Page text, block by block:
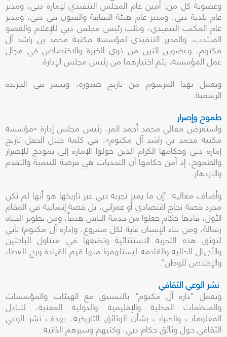
وعضوية كل من: أمين عام المجلس التنفيذي لإمارة دبي، ومدير
عام بلدية دبي، ومدير عام هيئة الثقافة والفنون في دبي، ومدير
عام المكتب التنفيذي، ونائب رئيس مجلس دبي للإعلام والعضو
المنتدب، والمدير التنفيذي لمؤسسة مكتبة محمد بن راشد آل
مكتوم، وعضوين اثنين من ذوي الخبرة والاختصاص في مجال
عمل المؤسسة، يتم اختيارهما من رئيس مجلس الإدارة.
ويعمل بهذا المرسوم من تاريخ صدوره، وينشر في الجريدة
الرسمية.
طموح وإصرار
واستعرض معالي محمد أحمد المر، رئيس مجلس إدارة «مؤسسة
مكتبة محمد بن راشد آل مكتوم»، في كلمة خلال الحفل تاريخ
إمارة دبي وحكامها الكرام الذين حولوا الإمارة إلى نموذج للإصرار
والطموح، إذ آمن حكامها أن التحديات هي فرصة للتنمية والتقدم
والازدهار.
وأضاف معاليه: "إن ما يميز تجربة دبي عبر تاريخها هو أنها لم تكن
مجرد قصة نجاح اقتصادي أو عمراني، بل قصة إنسانية في المقام
الأول، قادها حكام جعلوا من خدمة الناس هدفاً، ومن تطوير الحياة
رسالة، ومن بناء الإنسان غاية لكل مشروع، و(دارة آل مكتوم) تأتي
لتوثق هذه التجربة الاستثنائية وتضعها في متناول الباحثين
والأجيال الحالية والقادمة ليستلهموا منها قيم القيادة ورح العطاء
والإخلاص للوطن".
نشر الوعي الثقافي
وتعمل "دارة آل مكتوم" بالتنسيق مع الهيئات والمؤسسات
والمنظمات المحلية والإقليمية والدولية المعنية، لتبادل
المعلومات والخبرات بشأن الوثائق التاريخية، بهدف نشر الوعي
الثقافي حول وثائق حكام دبي، وكتبهم وسيرهم الذاتية.